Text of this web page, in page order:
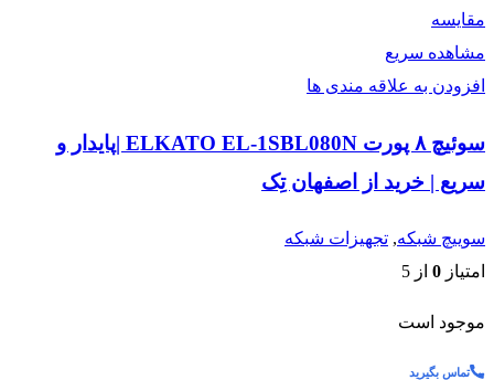
مقایسه
مشاهده سریع
افزودن به علاقه مندی ها
سوئیچ ۸ پورت ELKATO EL‑1SBL080N |پایدار و
سریع | خرید از اصفهان تِک
سوییچ شبکه, تجهیزات شبکه
امتیاز 0 از 5
موجود است
تماس بگیرید